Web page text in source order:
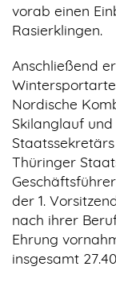
vorab einen
Rasierklingen.
Anschließend
Nordische
Skilanglauf
Thüringer
der 1.
nach ihrer
Ehrung
insgesamt